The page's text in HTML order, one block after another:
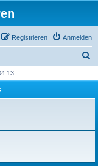
Anmelden
Registrieren
h